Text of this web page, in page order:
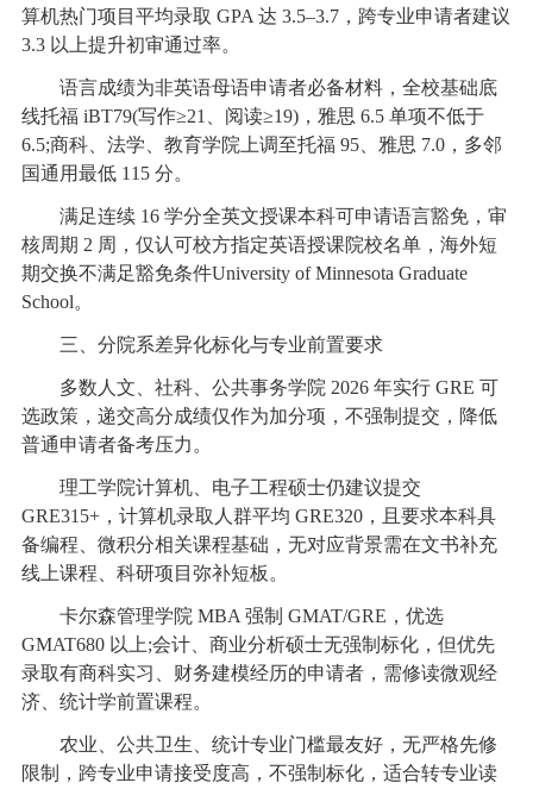
算机热门项目平均录取 GPA 达 3.5–3.7，跨专业申请者建议
3.3 以上提升初审通过率。
语言成绩为非英语母语申请者必备材料，全校基础底
线托福 iBT79(写作≥21、阅读≥19)，雅思 6.5 单项不低于
6.5;商科、法学、教育学院上调至托福 95、雅思 7.0，多邻
国通用最低 115 分。
满足连续 16 学分全英文授课本科可申请语言豁免，审
核周期 2 周，仅认可校方指定英语授课院校名单，海外短
期交换不满足豁免条件University of Minnesota Graduate
School。
三、分院系差异化标化与专业前置要求
多数人文、社科、公共事务学院 2026 年实行 GRE 可
选政策，递交高分成绩仅作为加分项，不强制提交，降低
普通申请者备考压力。
理工学院计算机、电子工程硕士仍建议提交
GRE315+，计算机录取人群平均 GRE320，且要求本科具
备编程、微积分相关课程基础，无对应背景需在文书补充
线上课程、科研项目弥补短板。
卡尔森管理学院 MBA 强制 GMAT/GRE，优选
GMAT680 以上;会计、商业分析硕士无强制标化，但优先
录取有商科实习、财务建模经历的申请者，需修读微观经
济、统计学前置课程。
农业、公共卫生、统计专业门槛最友好，无严格先修
限制，跨专业申请接受度高，不强制标化，适合转专业读